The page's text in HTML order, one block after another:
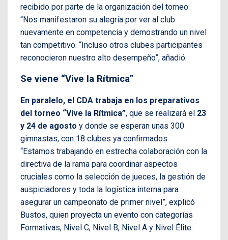
recibido por parte de la organización del torneo:
“Nos manifestaron su alegría por ver al club
nuevamente en competencia y demostrando un nivel
tan competitivo. “Incluso otros clubes participantes
reconocieron nuestro alto desempeño”, añadió.
Se viene “Vive la Rítmica”
En paralelo, el CDA trabaja en los preparativos
del torneo “Vive la Rítmica”, que se realizará el 23
y 24 de agosto y donde se esperan unas 300
gimnastas, con 18 clubes ya confirmados.
“Estamos trabajando en estrecha colaboración con la
directiva de la rama para coordinar aspectos
cruciales como la selección de jueces, la gestión de
auspiciadores y toda la logística interna para
asegurar un campeonato de primer nivel”, explicó
Bustos, quien proyecta un evento con categorías
Formativas, Nivel C, Nivel B, Nivel A y Nivel Élite.